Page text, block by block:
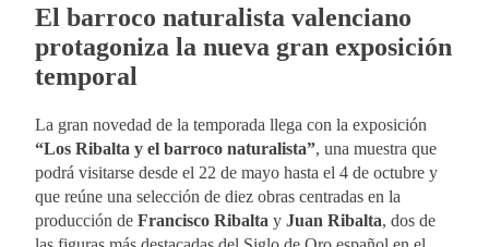
El barroco naturalista valenciano
protagoniza la nueva gran exposición
temporal
La gran novedad de la temporada llega con la exposición
“Los Ribalta y el barroco naturalista”, una muestra que
podrá visitarse desde el 22 de mayo hasta el 4 de octubre y
que reúne una selección de diez obras centradas en la
producción de Francisco Ribalta y Juan Ribalta, dos de